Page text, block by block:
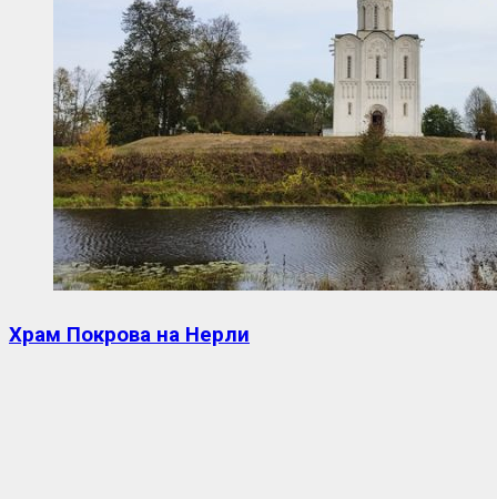
Храм Покрова на Нерли